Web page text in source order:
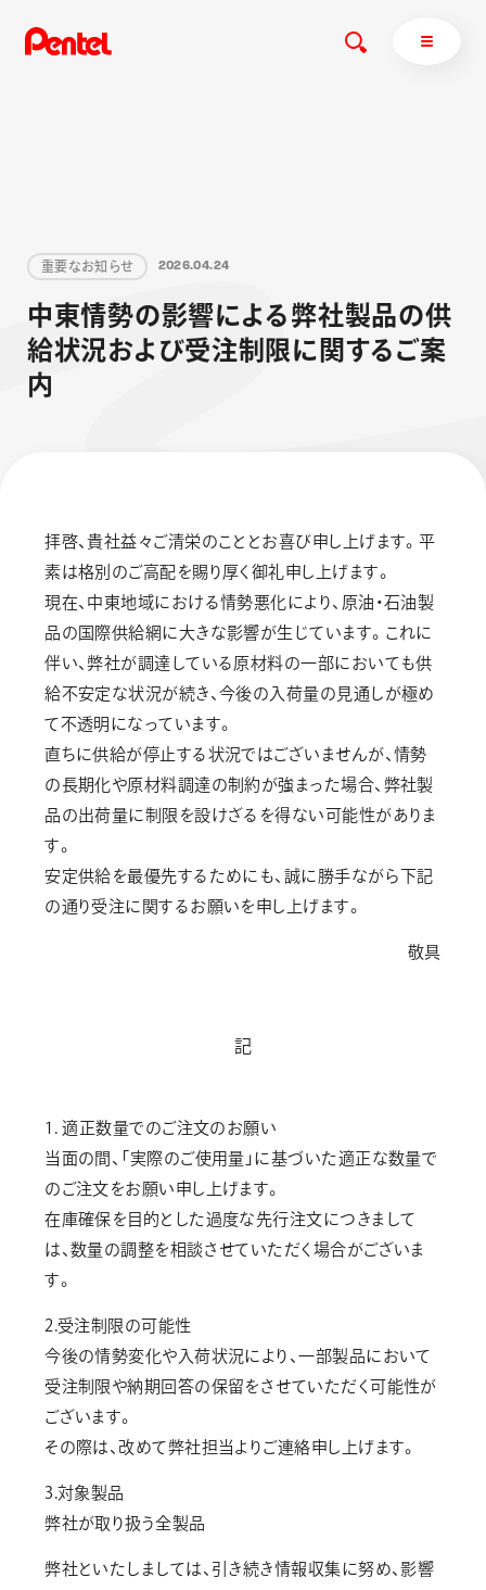
エナージェル サインペン オレンズ
ペン
マーカー
その他
ぺんてるについて
ぺんてるについてトップ
重要なお知 らせ 2026.04.24
中東情勢の影響による 弊社製品の供
給状況およ び受注制 限に 関 する ご案
内
拝啓、貴社益々ご清栄のこととお喜び申し上げます。平
素は格別のご高配を賜り厚く御礼申し上げます。
現在、中東地域における情勢悪化により、原油・石油製
品の国際供給網に大きな影響が生じています。これに
伴い、弊社が調達している原材料の一部においても供
給不安定な状況が続き、今後の入荷量の見通しが極め
て不透明になっています。
直ちに供給が停止する状況ではございませんが、情勢
の長期化や原材料調達の制約が強まった場合、弊社製
品の出荷量に制限を設けざるを得ない可能性がありま
す。
安定供給を最優先するためにも、誠に勝手ながら下記
の通り受注に関するお願いを申し上げます。
敬具
記
1. 適正数量でのご注文のお願い
当面の間、「実際のご使用量」に基づいた適正な数量で
のご注文をお願い申し上げます。
在庫確保を目的とした過度な先行注文につきまして
は、数量の調整を相談させていただく場合がございま
す。
2.受注制限の可能性
今後の情勢変化や入荷状況により、一部製品において
受注制限や納期回答の保留をさせていただく可能性が
ございます。
その際は、改めて弊社担当よりご連絡申し上げます。
3.対象製品
弊社が取り扱う全製品
弊社といたしましては、引き続き情報収集に努め、影響